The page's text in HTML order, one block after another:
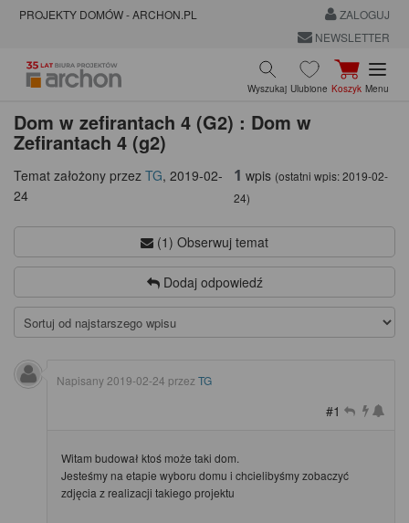
PROJEKTY DOMÓW - ARCHON.PL
ZALOGUJ
NEWSLETTER
Wyszukaj Ulubione Koszyk Menu
Dom w zefirantach 4 (G2) : Dom w
Zefirantach 4 (g2)
Temat założony przez TG, 2019-02-
24
1 wpis (ostatni wpis:2019-02-
24)
(1) Obserwuj temat
Dodaj odpowiedź
Napisany 2019-02-24 przez TG
#1
Witam budował ktoś może taki dom.
Jesteśmy na etapie wyboru domu i chcielibyśmy zobaczyć
zdjęcia z realizacji takiego projektu